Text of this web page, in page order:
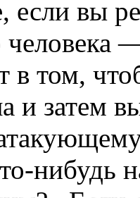
вы
в том,
и затем
нибудь